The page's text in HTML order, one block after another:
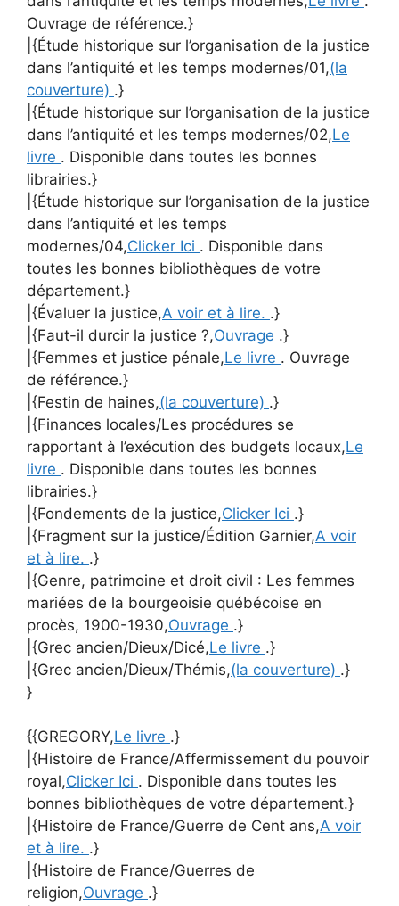
Ouvrage de référence.}
|{Étude historique sur l’organisation de la justice
dans l’antiquité et les temps modernes/01,(la
couverture) .}
|{Étude historique sur l’organisation de la justice
dans l’antiquité et les temps modernes/02,Le
livre . Disponible dans toutes les bonnes
librairies.}
|{Étude historique sur l’organisation de la justice
dans l’antiquité et les temps
modernes/04,Clicker Ici . Disponible dans
toutes les bonnes bibliothèques de votre
département.}
|{Évaluer la justice,A voir et à lire. .}
|{Faut-il durcir la justice ?,Ouvrage .}
|{Femmes et justice pénale,Le livre . Ouvrage
de référence.}
|{Festin de haines,(la couverture) .}
|{Finances locales/Les procédures se
rapportant à l’exécution des budgets locaux,Le
livre . Disponible dans toutes les bonnes
librairies.}
|{Fondements de la justice,Clicker Ici .}
|{Fragment sur la justice/Édition Garnier,A voir
et à lire. .}
|{Genre, patrimoine et droit civil : Les femmes
mariées de la bourgeoisie québécoise en
procès, 1900-1930,Ouvrage .}
|{Grec ancien/Dieux/Dicé,Le livre .}
|{Grec ancien/Dieux/Thémis,(la couverture) .}
}
{{GREGORY,Le livre .}
|{Histoire de France/Affermissement du pouvoir
royal,Clicker Ici . Disponible dans toutes les
bonnes bibliothèques de votre département.}
|{Histoire de France/Guerre de Cent ans,A voir
et à lire. .}
|{Histoire de France/Guerres de
religion,Ouvrage .}